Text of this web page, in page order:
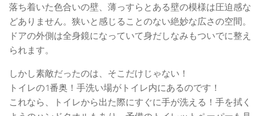
落ち着いた色合いの壁、薄っすらとある壁の模様は圧迫感な
どありません。狭いと感じることのない絶妙な広さの空間。
ドアの外側は全身鏡になっていて身だしなみもついでに整え
られます。
しかし素敵だったのは、そこだけじゃない！
トイレの1番奥！手洗い場がトイレ内にあるのです！
これなら、トイレから出た際にすぐに手が洗える！手を拭く